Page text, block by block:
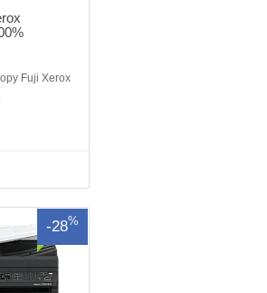
Fuji Xerox
-28%
Mới 100%
ra mắt, máy
đủ chức
độ: 21